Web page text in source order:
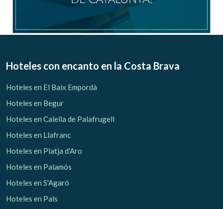
Hoteles con encanto en la Costa Brava
Hoteles en El Baix Empordà
Hoteles en Begur
Hoteles en Calella de Palafrugell
Hoteles en Llafranc
Hoteles en Platja d'Aro
Hoteles en Palamós
Hoteles en S'Agaró
Hoteles en Pals